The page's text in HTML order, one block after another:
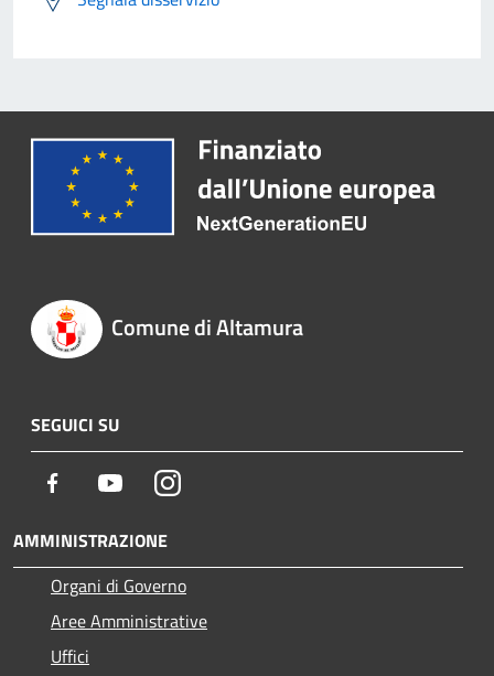
Comune di Altamura
SEGUICI SU
Facebook YoutubeInstagram
AMMINISTRAZIONE
Organi di Governo
Aree Amministrative
Uffici